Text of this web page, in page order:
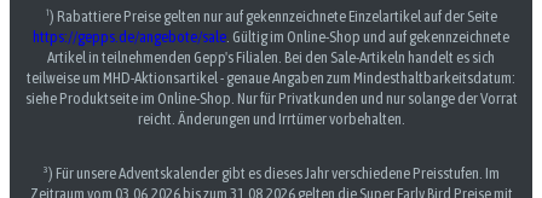
¹) Rabattiere Preise gelten nur auf gekennzeichnete Einzelartikel auf der Seite
https://gepps.de/angebote/sale. Gültig im Online-Shop und auf gekennzeichnete
Artikel in teilnehmenden Gepp's Filialen. Bei den Sale-Artikeln handelt es sich
teilweise um MHD-Aktionsartikel - genaue Angaben zum Mindesthaltbarkeitsdatum:
siehe Produktseite im Online-Shop. Nur für Privatkunden und nur solange der Vorrat
reicht. Änderungen und Irrtümer vorbehalten.
³) Für unsere Adventskalender gibt es dieses Jahr verschiedene Preisstufen. Im
Zeitraum vom 03.06.2026 bis zum 31.08.2026 gelten die Super Early Bird Preise mit